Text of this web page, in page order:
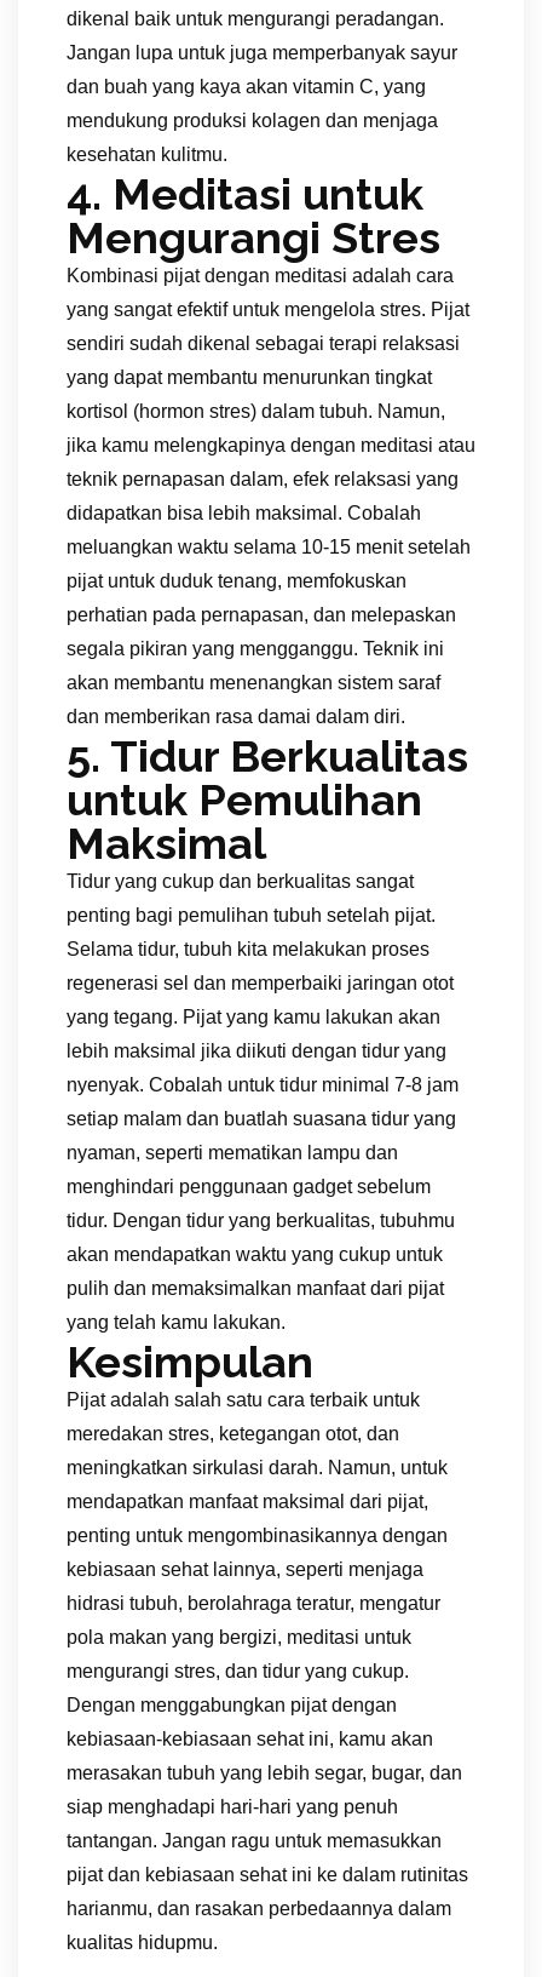
dikenal baik untuk mengurangi peradangan.
Jangan lupa untuk juga memperbanyak sayur
dan buah yang kaya akan vitamin C, yang
mendukung produksi kolagen dan menjaga
kesehatan kulitmu.
4. Meditasi untuk
Mengurangi Stres
Kombinasi pijat dengan meditasi adalah cara
yang sangat efektif untuk mengelola stres. Pijat
sendiri sudah dikenal sebagai terapi relaksasi
yang dapat membantu menurunkan tingkat
kortisol (hormon stres) dalam tubuh. Namun,
jika kamu melengkapinya dengan meditasi atau
teknik pernapasan dalam, efek relaksasi yang
didapatkan bisa lebih maksimal. Cobalah
meluangkan waktu selama 10-15 menit setelah
pijat untuk duduk tenang, memfokuskan
perhatian pada pernapasan, dan melepaskan
segala pikiran yang mengganggu. Teknik ini
akan membantu menenangkan sistem saraf
dan memberikan rasa damai dalam diri.
5. Tidur Berkualitas
untuk Pemulihan
Maksimal
Tidur yang cukup dan berkualitas sangat
penting bagi pemulihan tubuh setelah pijat.
Selama tidur, tubuh kita melakukan proses
regenerasi sel dan memperbaiki jaringan otot
yang tegang. Pijat yang kamu lakukan akan
lebih maksimal jika diikuti dengan tidur yang
nyenyak. Cobalah untuk tidur minimal 7-8 jam
setiap malam dan buatlah suasana tidur yang
nyaman, seperti mematikan lampu dan
menghindari penggunaan gadget sebelum
tidur. Dengan tidur yang berkualitas, tubuhmu
akan mendapatkan waktu yang cukup untuk
pulih dan memaksimalkan manfaat dari pijat
yang telah kamu lakukan.
Kesimpulan
Pijat adalah salah satu cara terbaik untuk
meredakan stres, ketegangan otot, dan
meningkatkan sirkulasi darah. Namun, untuk
mendapatkan manfaat maksimal dari pijat,
penting untuk mengombinasikannya dengan
kebiasaan sehat lainnya, seperti menjaga
hidrasi tubuh, berolahraga teratur, mengatur
pola makan yang bergizi, meditasi untuk
mengurangi stres, dan tidur yang cukup.
Dengan menggabungkan pijat dengan
kebiasaan-kebiasaan sehat ini, kamu akan
merasakan tubuh yang lebih segar, bugar, dan
siap menghadapi hari-hari yang penuh
tantangan. Jangan ragu untuk memasukkan
pijat dan kebiasaan sehat ini ke dalam rutinitas
harianmu, dan rasakan perbedaannya dalam
kualitas hidupmu.